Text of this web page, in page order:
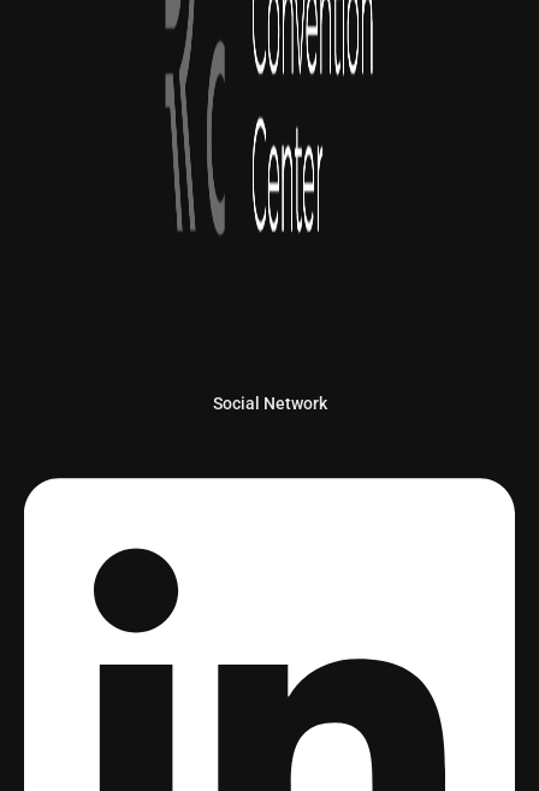
Social Network